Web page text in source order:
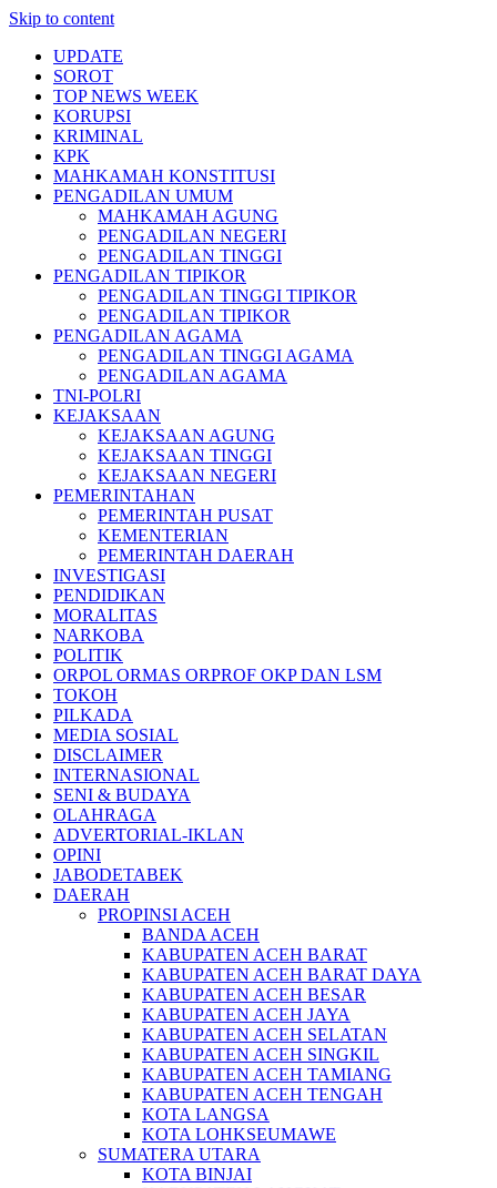
Skip to content
UPDATE
SOROT
TOP NEWS WEEK
KORUPSI
KRIMINAL
KPK
MAHKAMAH KONSTITUSI
PENGADILAN UMUM
MAHKAMAH AGUNG
PENGADILAN NEGERI
PENGADILAN TINGGI
PENGADILAN TIPIKOR
PENGADILAN TINGGI TIPIKOR
PENGADILAN TIPIKOR
PENGADILAN AGAMA
PENGADILAN TINGGI AGAMA
PENGADILAN AGAMA
TNI-POLRI
KEJAKSAAN
KEJAKSAAN AGUNG
KEJAKSAAN TINGGI
KEJAKSAAN NEGERI
PEMERINTAHAN
PEMERINTAH PUSAT
KEMENTERIAN
PEMERINTAH DAERAH
INVESTIGASI
PENDIDIKAN
MORALITAS
NARKOBA
POLITIK
ORPOL ORMAS ORPROF OKP DAN LSM
TOKOH
PILKADA
MEDIA SOSIAL
DISCLAIMER
INTERNASIONAL
SENI & BUDAYA
OLAHRAGA
ADVERTORIAL-IKLAN
OPINI
JABODETABEK
DAERAH
PROPINSI ACEH
BANDA ACEH
KABUPATEN ACEH BARAT
KABUPATEN ACEH BARAT DAYA
KABUPATEN ACEH BESAR
KABUPATEN ACEH JAYA
KABUPATEN ACEH SELATAN
KABUPATEN ACEH SINGKIL
KABUPATEN ACEH TAMIANG
KABUPATEN ACEH TENGAH
KOTA LANGSA
KOTA LOHKSEUMAWE
SUMATERA UTARA
KOTA BINJAI